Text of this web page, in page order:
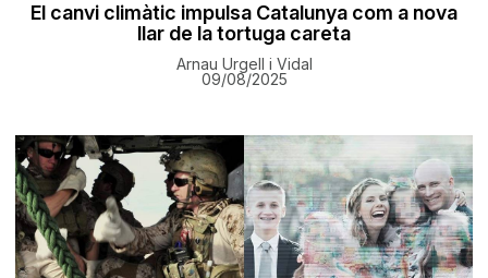
El canvi climàtic impulsa Catalunya com a nova
llar de la tortuga careta
Arnau Urgell i Vidal
09/08/2025